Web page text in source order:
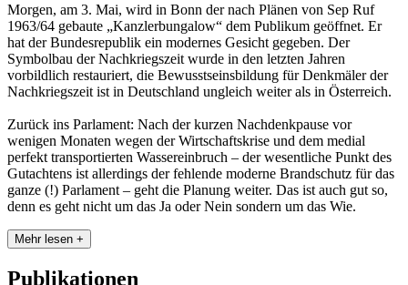
Morgen, am 3. Mai, wird in Bonn der nach Plänen von Sep Ruf
1963/64 gebaute „Kanzlerbungalow“ dem Publikum geöffnet. Er
hat der Bundesrepublik ein modernes Gesicht gegeben. Der
Symbolbau der Nachkriegszeit wurde in den letzten Jahren
vorbildlich restauriert, die Bewusstseinsbildung für Denkmäler der
Nachkriegszeit ist in Deutschland ungleich weiter als in Österreich.
Zurück ins Parlament: Nach der kurzen Nachdenkpause vor
wenigen Monaten wegen der Wirtschaftskrise und dem medial
perfekt transportierten Wassereinbruch – der wesentliche Punkt des
Gutachtens ist allerdings der fehlende moderne Brandschutz für das
ganze (!) Parlament – geht die Planung weiter. Das ist auch gut so,
denn es geht nicht um das Ja oder Nein sondern um das Wie.
Mehr lesen +
Publikationen